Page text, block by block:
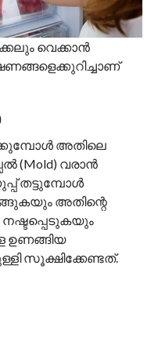
വെക്കാൻ
അതിലെ
(Mold) വരാൻ
തട്ടുമ്പോൾ
അതിന്റെ
ഉണങ്ങിയ
സൂക്ഷിക്കേണ്ടത്.